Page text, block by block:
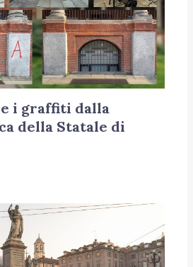
i graffiti dalla
della Statale di